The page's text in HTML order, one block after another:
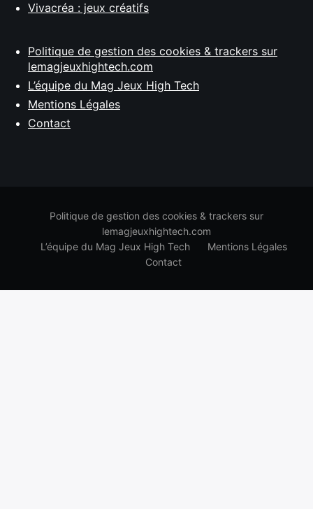
Vivacréa : jeux créatifs
Politique de gestion des cookies & trackers sur
lemagjeuxhightech.com
L’équipe du Mag Jeux High Tech
Mentions Légales
Contact
Politique de gestion des cookies & trackers sur
lemagjeuxhightech.com
L’équipe du Mag Jeux High Tech
Mentions Légales
Contact